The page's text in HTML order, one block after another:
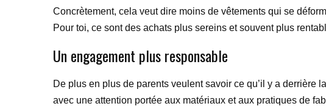
Concrètement, cela veut dire moins de vêtements qui se
Pour toi, ce sont des achats plus sereins et souvent plus
Un engagement plus responsable
De plus en plus de parents veulent savoir ce qu’il y a derrière
avec une attention portée aux matériaux et aux pratiques de